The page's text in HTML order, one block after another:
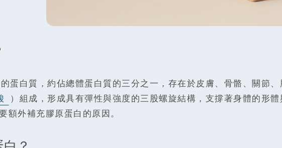
蛋白質，約佔總體蛋白質的三分之一，存在於皮膚、骨骼、關節
）組成，形成具有彈性與強度的三股螺旋結構，支撐著身體的形
額外補充膠原蛋白的原因。